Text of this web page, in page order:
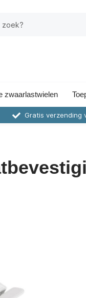
zwaarlastwielen
Gratis verzending